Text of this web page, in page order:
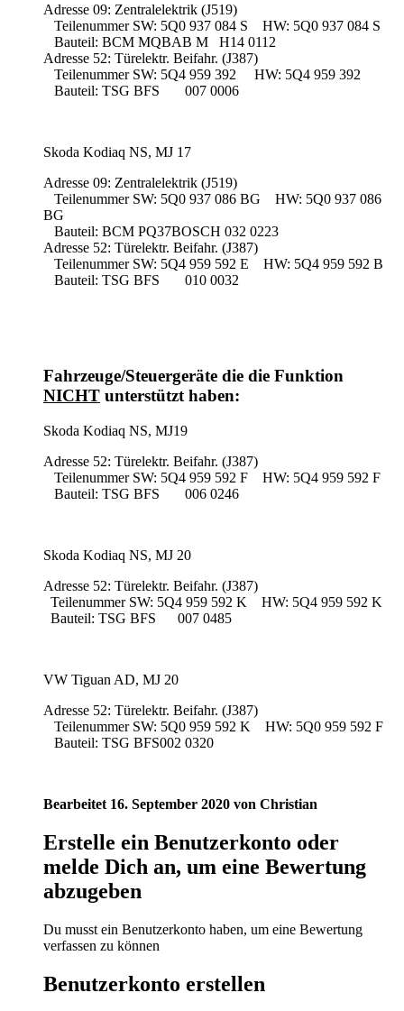
Adresse 09: Zentralelektrik (J519)
Teilenummer SW: 5Q0 937 084 S HW: 5Q0 937 084 S
Bauteil: BCM MQBAB M H14 0112
Adresse 52: Türelektr. Beifahr. (J387)
Teilenummer SW: 5Q4 959 392 HW: 5Q4 959 392
Bauteil: TSG BFS 007 0006
Skoda Kodiaq NS, MJ 17
Adresse 09: Zentralelektrik (J519)
Teilenummer SW: 5Q0 937 086 BG HW: 5Q0 937 086
BG
Bauteil: BCM PQ37BOSCH 032 0223
Adresse 52: Türelektr. Beifahr. (J387)
Teilenummer SW: 5Q4 959 592 E HW: 5Q4 959 592 B
Bauteil: TSG BFS 010 0032
Fahrzeuge/Steuergeräte die die Funktion
NICHT unterstützt haben:
Skoda Kodiaq NS, MJ19
Adresse 52: Türelektr. Beifahr. (J387)
Teilenummer SW: 5Q4 959 592 F HW: 5Q4 959 592 F
Bauteil: TSG BFS 006 0246
Skoda Kodiaq NS, MJ 20
Adresse 52: Türelektr. Beifahr. (J387)
Teilenummer SW: 5Q4 959 592 K HW: 5Q4 959 592 K
Bauteil: TSG BFS 007 0485
VW Tiguan AD, MJ 20
Adresse 52: Türelektr. Beifahr. (J387)
Teilenummer SW: 5Q0 959 592 K HW: 5Q0 959 592 F
Bauteil: TSG BFS002 0320
Bearbeitet 16. September 2020 von Christian
Erstelle ein Benutzerkonto oder
melde Dich an, um eine Bewertung
abzugeben
Du musst ein Benutzerkonto haben, um eine Bewertung
verfassen zu können
Benutzerkonto erstellen